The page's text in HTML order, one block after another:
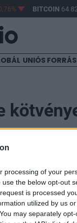
processing of your
the below opt-out
is processed
utilized by us
may separately
BITCOIN 64
UNIÓS
kibocsátott
kötvényének